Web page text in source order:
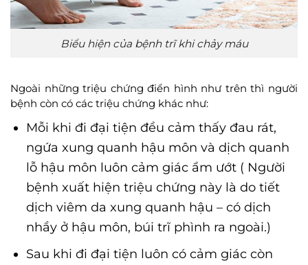
Biểu hiện của bệnh trĩ khi chảy máu
Ngoài những triệu chứng điển hình như trên thì người
bệnh còn có các triệu chứng khác như:
Mỗi khi đi đại tiện đều cảm thấy đau rát,
ngứa xung quanh hậu môn và dịch quanh
lỗ hậu môn luôn cảm giác ẩm ướt ( Người
bệnh xuất hiện triệu chứng này là do tiết
dịch viêm da xung quanh hậu – có dịch
nhầy ở hậu môn, búi trĩ phình ra ngoài.)
Sau khi đi đại tiện luôn có cảm giác còn